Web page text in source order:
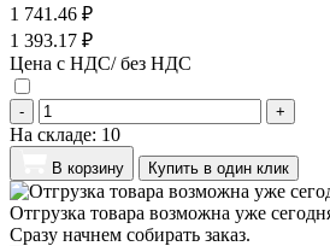
1 741.46 ₽
1 393.17 ₽
Цена с НДС/ без НДС
- +
На складе: 10
В корзину Купить в один клик
Отгрузка товара возможна уже
Сразу начнем собирать заказ.